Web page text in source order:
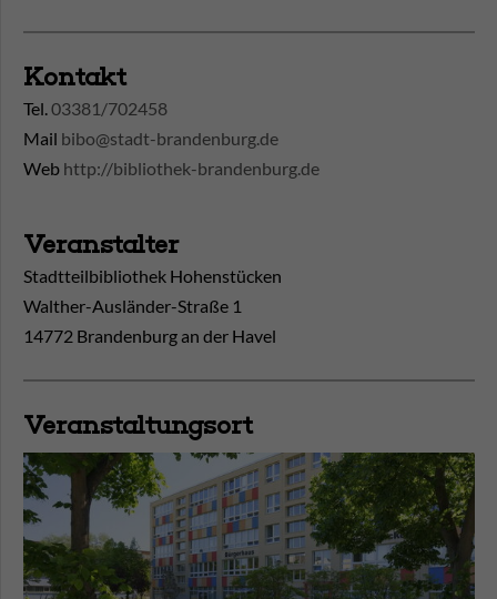
Kontakt
Tel.03381/702458
Mail bibo@stadt-brandenburg.de
Web http://bibliothek-brandenburg.de
Veranstalter
Stadtteilbibliothek Hohenstücken
Walther-Ausländer-Straße 1
14772 Brandenburg an der Havel
Veranstaltungsort